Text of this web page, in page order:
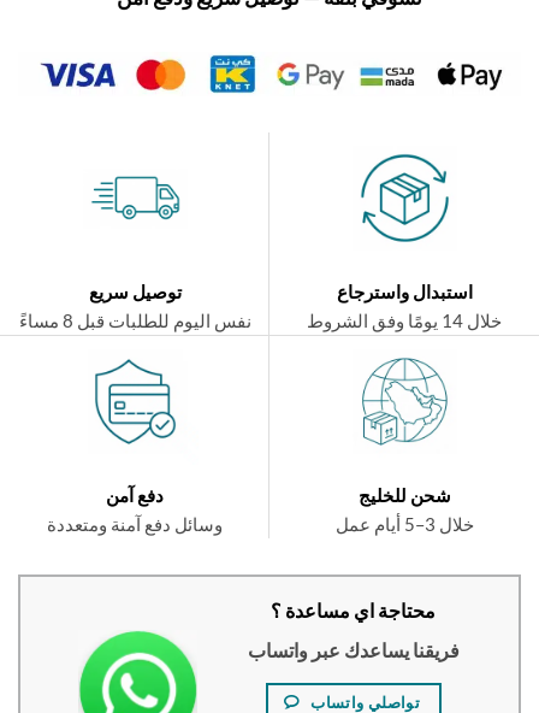
استبدال واسترجاع
توصيل سريع
نفس اليوم للطلبات قبل 8 مساءً
شحن للخليج
دفع آمن
وسائل دفع آمنة ومتعددة
محتاجة اي مساعدة ؟
فريقنا يساعدك عبر واتساب
تواصلي واتساب